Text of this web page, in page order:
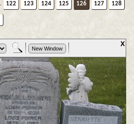
122 123 124 125 126 127 128